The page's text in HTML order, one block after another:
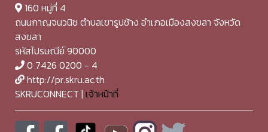
160 หมู่ที่ 4
ถนนกาญจนวนิช ตำบลเขารูปช้าง อำเภอเมืองสงขลา จังหวัด
สงขลา
รหัสไปรษณีย์ 90000
0 7426 0200 - 4
http://pr.skru.ac.th
SKRUCONNECT | เจ้าหน้าที่